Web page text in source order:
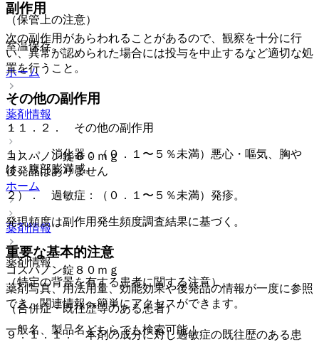
（保管上の注意）
室温保存。
ホーム
薬剤情報
コスパノン錠８０ｍｇ
後発品はありません
ホーム
薬剤情報
コスパノン錠８０ｍｇ
副作用
次の副作用があらわれることがあるので、観察を十分に行
い、異常が認められた場合には投与を中止するなど適切な処
置を行うこと。
その他の副作用
１１．２． その他の副作用
１）． 消化器：（０．１〜５％未満）悪心・嘔気、胸や
け、腹部膨満感。
２）． 過敏症：（０．１〜５％未満）発疹。
発現頻度は副作用発生頻度調査結果に基づく。
重要な基本的注意
（特定の背景を有する患者に関する注意）
（合併症・既往歴等のある患者）
９．１．１． 本剤の成分に対し過敏症の既往歴のある患
薬剤情報
薬剤写真、用法用量、効能効果や後発品の情報が一度に参照
でき、関連情報へ簡単にアクセスができます。
一般名、製品名どちらでも検索可能！